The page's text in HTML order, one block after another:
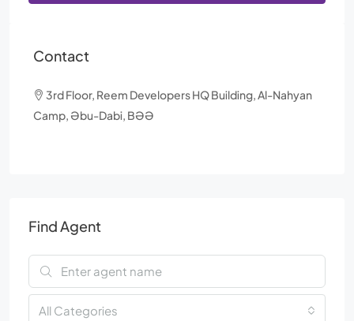
Contact
3rd Floor, Reem Developers HQ Building, Al-Nahyan
Camp, Əbu-Dabi, BƏƏ
Find Agent
All Categories